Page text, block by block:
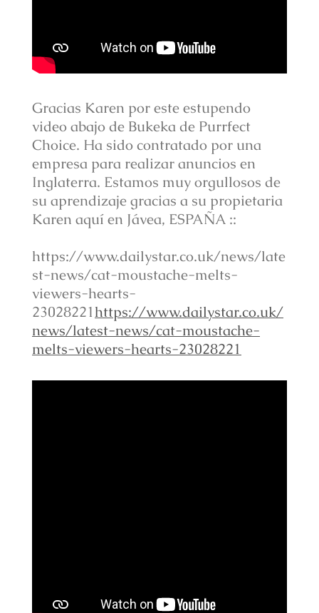
Gracias Karen por este estupendo
video abajo de Bukeka de Purrfect
Choice. Ha sido contratado por una
empresa para realizar anuncios en
Inglaterra. Estamos muy orgullosos de
su aprendizaje gracias a su propietaria
Karen aquí en Jávea, ESPAÑA ::
https://www.dailystar.co.uk/news/late
st-news/cat-moustache-melts-
viewers-hearts-
23028221 https://www.dailystar.co.uk/
news/latest-news/cat-moustache-
melts-viewers-hearts-23028221